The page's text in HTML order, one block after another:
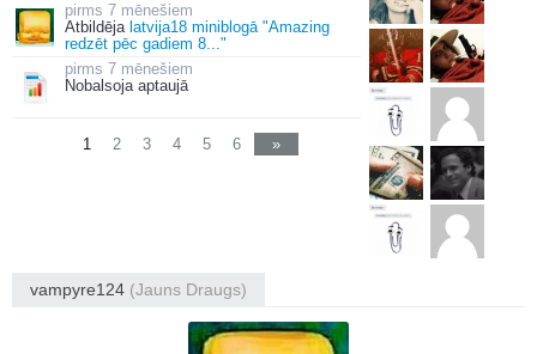
7 mēnešiem
Atbildēja latvija18 miniblogā "Amazing
redzēt pēc gadiem 8..."
7 mēnešiem
Nobalsoja aptaujā
1 2 3 4 5 6 »
vampyre124 (Jauns Draugs)